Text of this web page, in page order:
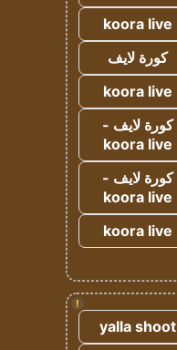
koora live
كورة لايف
koora live
كورة لايف -
koora live
كورة لايف -
koora live
koora live
!
yalla shoot